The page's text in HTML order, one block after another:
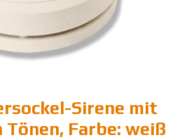
Sirene mit
Farbe: weiß